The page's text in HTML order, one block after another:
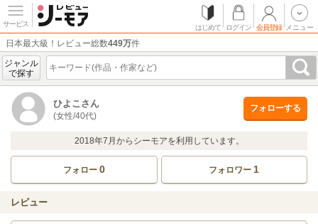
サービス はじめて ログイン 会員登録 メニュー
日本最大級！レビュー総数449万件
ジャンル
で探す
ひよこさん
(女性/40代)
フォローする
2018年7月からシーモアを利用しています。
フォロー 0 フォロワー1
レビュー